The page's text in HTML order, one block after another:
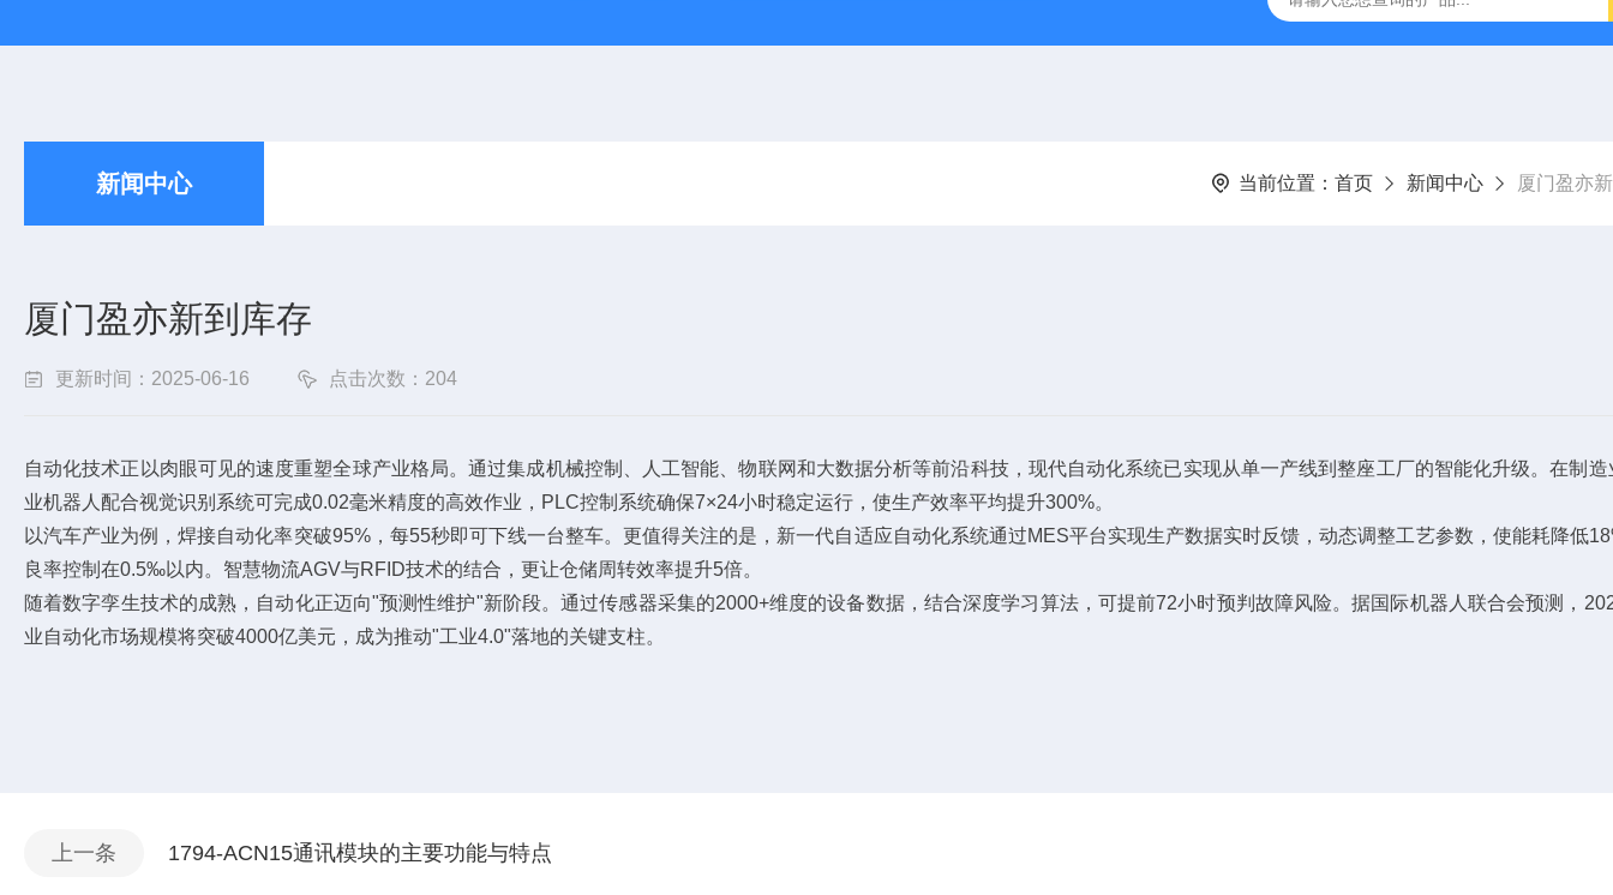
新闻中心 当前位置： 首页 新闻中心 厦门盈亦
厦门盈亦新到库存
更新时间：2025-06-16 点击次数：204
自动化技术正以肉眼可见的速度重塑全球产业格局。通过集成机械控制、人工智能、物联网和大数据分析等前沿科技，现代自动化系统已实现从单一产线到整座工厂的智能化升级。在制
业机器人配合视觉识别系统可完成0.02毫米精度的高效作业，PLC控制系统确保7×24小时稳定运行，使生产效率平均提升300%。
以汽车产业为例，焊接自动化率突破95%，每55秒即可下线一台整车。更值得关注的是，新一代自适应自动化系统通过MES平台实现生产数据实时反馈，动态调整工艺参数，使能耗降低
良率控制在0.5‰以内。智慧物流AGV与RFID技术的结合，更让仓储周转效率提升5倍。
随着数字孪生技术的成熟，自动化正迈向"预测性维护"新阶段。通过传感器采集的2000+维度的设备数据，结合深度学习算法，可提前72小时预判故障风险。据国际机器人联合会预测，
业自动化市场规模将突破4000亿美元，成为推动"工业4.0"落地的关键支柱。
上一条 1794-ACN15通讯模块的主要功能与特点